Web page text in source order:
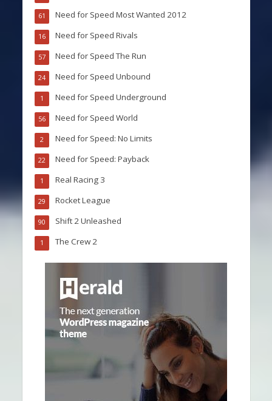
Need for Speed Most Wanted 2012
61
Need for Speed Rivals
16
Need for Speed The Run
57
Need for Speed Unbound
24
Need for Speed Underground
1
Need for Speed World
56
Need for Speed: No Limits
2
Need for Speed: Payback
22
Real Racing 3
1
Rocket League
29
Shift 2 Unleashed
90
The Crew 2
1